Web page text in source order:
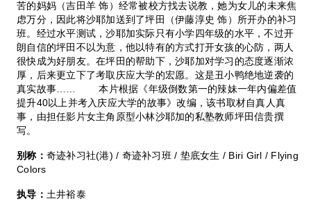
苦的妈妈（吉田羊 饰）经常被校方找去说教，她为女儿的未来焦
虑万分，因此将沙耶加送到了坪田（伊藤淳史 饰）所开办的补习
班。经过水平测试，沙耶加实际只有小学四年级的水平，不过开
朗自信的坪田不以为意，他以特有的方式打开女孩的心防，两人
很快成为好朋友。在坪田的帮助下，沙耶加对学习的态度逐渐浓
厚，后来更立下了考取庆应大学的宏愿。这是丑小鸭绝地逆袭的
真实故事…… 本片根据《年级倒数第一的辣妹一年内偏差值
提升40以上并考入庆应大学的故事》改编，该书取材自真人真
事，由担任影片女主角原型小林沙耶加的私塾教师坪田信贵撰
写。
别称： 奇迹补习社(港) / 奇迹补习班 / 垫底女生 / Biri Girl / Flying
Colors
执导： 土井裕泰